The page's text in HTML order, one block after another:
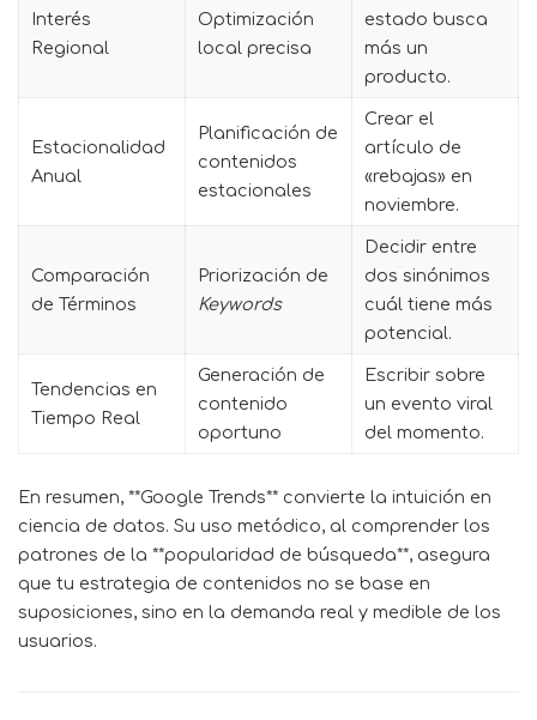
Interés
Regional
Optimización
local precisa
estado busca
más un
producto.
Estacionalidad
Anual
Planificación de
contenidos
estacionales
Crear el
artículo de
«rebajas» en
noviembre.
Comparación
de Términos
Priorización de
Keywords
Decidir entre
dos sinónimos
cuál tiene más
potencial.
Tendencias en
Tiempo Real
Generación de
contenido
oportuno
Escribir sobre
un evento viral
del momento.
En resumen, **Google Trends** convierte la intuición en
ciencia de datos. Su uso metódico, al comprender los
patrones de la **popularidad de búsqueda**, asegura
que tu estrategia de contenidos no se base en
suposiciones, sino en la demanda real y medible de los
usuarios.